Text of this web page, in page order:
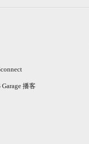
Garage 播客